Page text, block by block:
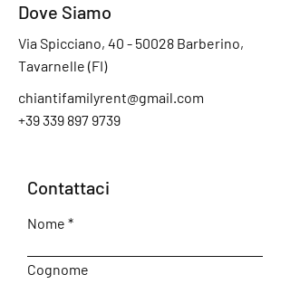
Dove Siamo
Via Spicciano, 40 - 50028 Barberino,
Tavarnelle (FI)
chiantifamilyrent@gmail.com
+39 339 897 9739
Contattaci
Nome
Cognome